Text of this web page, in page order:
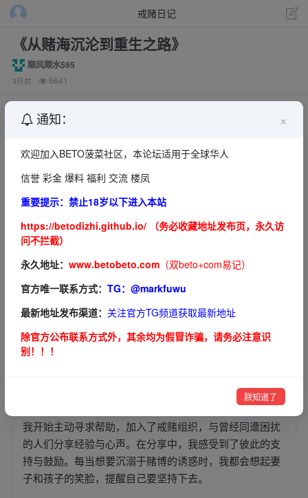
戒赌日记
《从赌海沉沦到重生之路》
顺风顺水595
3月前 6641
我曾是一名热衷于赌博的人，起初只是为了寻求刺激，逐
渐却变成了生活的一部分。每天的工作之余，我都会偷偷
溜到附近的娱乐场所，沉浸在赌桌前的紧张与兴奋中。起
初的胜利让我觉得自己是个天才，然而，随着时间的推
崩溃。
有一天，我输掉了所有身上的钱，也赌上了下一月的工
人的选择，更是对家庭的伤害。我决定改变自己的生活。
我开始主动寻求帮助，加入了戒赌组织，与曾经同遭困扰
的人们分享经验与心声。在分享中，我感受到了彼此的支
持与鼓励。每当想要沉溺于赌博的诱惑时，我都会想起妻
子和孩子的笑脸，提醒自己要坚持下去。
通知： ×
欢迎加入BETO菠菜社区，本论坛适用于全球华人
信誉 彩金 爆料 福利 交流 楼凤
重要提示：禁止18岁以下进入本站
https://betodizhi.github.io/ （务必收藏地址发布页，永久访
问不拦截）
永久地址： www.betobeto.com（双beto+com易记）
官方唯一联系方式： TG：@markfuwu
最新地址发布渠道： 关注官方TG频道获取最新地址
除官方公布联系方式外，其余均为假冒诈骗，请务必注意识
别！！！
朕知道了